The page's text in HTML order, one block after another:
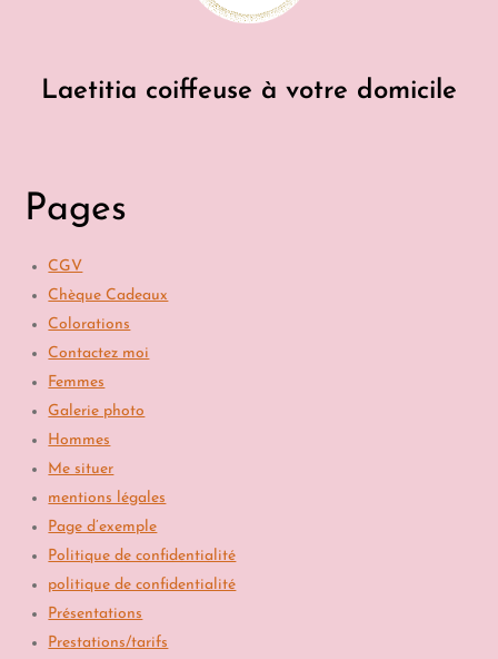
Laetitia coiffeuse à votre domicile
Pages
CGV
Chèque Cadeaux
Colorations
Contactez moi
Femmes
Galerie photo
Hommes
Me situer
mentions légales
Page d’exemple
Politique de confidentialité
politique de confidentialité
Présentations
Prestations/tarifs